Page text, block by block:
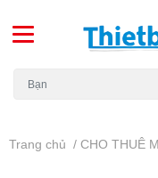
Trang chủ / CHO THUÊ